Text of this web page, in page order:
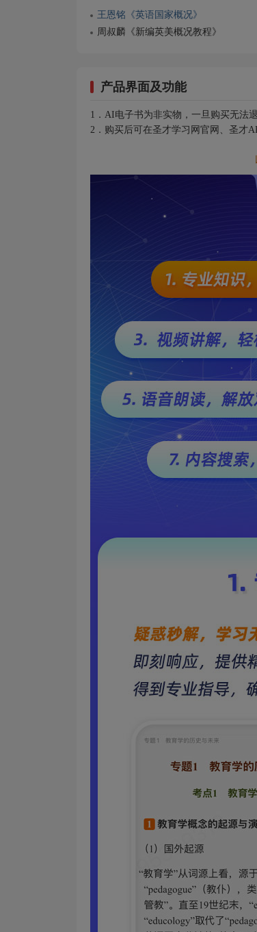
王恩铭《英语国家概况》
周叔麟《新编英美概况教程》
产品界面及功能
1．AI电子书为非实物，一旦购买无法退
2．购买后可在圣才学习网官网、圣才